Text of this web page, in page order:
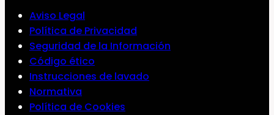
Aviso Legal
Política de Privacidad
Seguridad de la Información
Código ético
Instrucciones de lavado
Normativa
Política de Cookies